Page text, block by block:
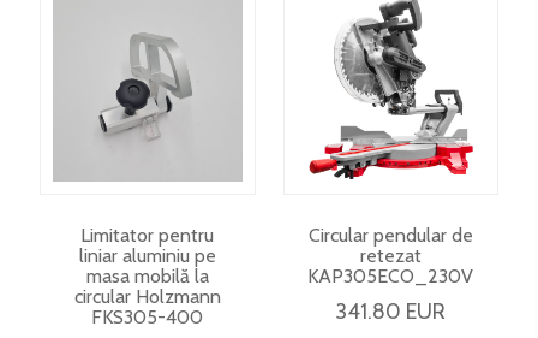
Limitator pentru
liniar aluminiu pe
masa mobilă la
circular Holzmann
FKS305-400
Circular pendular de
retezat
KAP305ECO_230V
341.80 EUR